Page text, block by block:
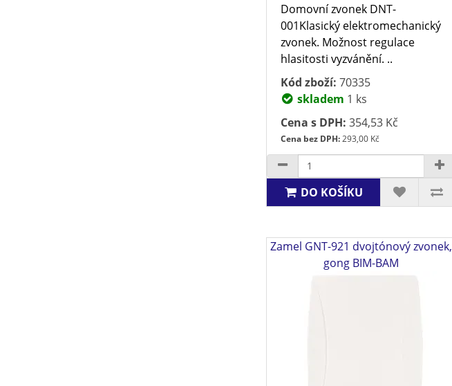
Domovní zvonek DNT-
001Klasický elektromechanický
zvonek. Možnost regulace
hlasitosti vyzvánění. ..
Kód zboží: 70335
skladem 1 ks
Cena s DPH: 354,53 Kč
Cena bez DPH:293,00 Kč
DO KOŠÍKU
Zamel GNT-921 dvojtónový zvonek,
gong BIM-BAM